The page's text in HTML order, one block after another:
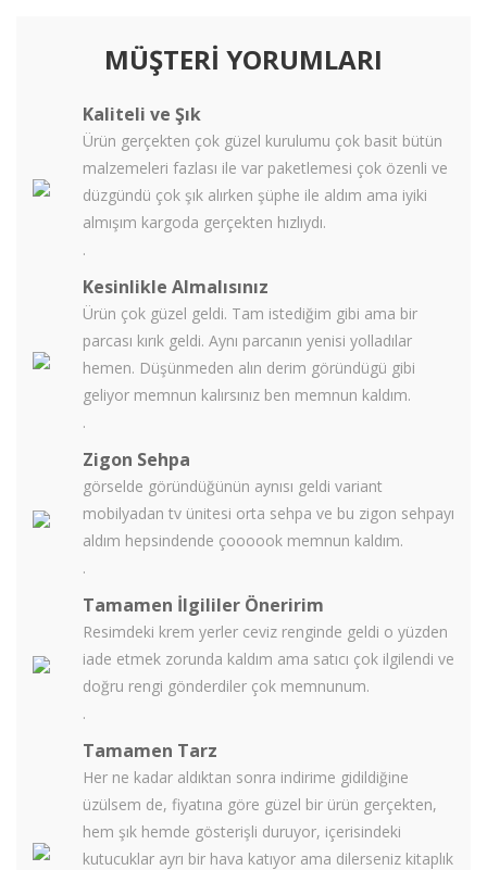
MÜŞTERİ YORUMLARI
Kaliteli ve Şık
Ürün gerçekten çok güzel kurulumu çok basit bütün
malzemeleri fazlası ile var paketlemesi çok özenli ve
düzgündü çok şık alırken şüphe ile aldım ama iyiki
almışım kargoda gerçekten hızlıydı.
.
Kesinlikle Almalısınız
Ürün çok güzel geldi. Tam istediğim gibi ama bir
parcası kırık geldi. Aynı parcanın yenisi yolladılar
hemen. Düşünmeden alın derim göründügü gibi
geliyor memnun kalırsınız ben memnun kaldım.
.
Zigon Sehpa
görselde göründüğünün aynısı geldi variant
mobilyadan tv ünitesi orta sehpa ve bu zigon sehpayı
aldım hepsindende çoooook memnun kaldım.
.
Tamamen İlgililer Öneririm
Resimdeki krem yerler ceviz renginde geldi o yüzden
iade etmek zorunda kaldım ama satıcı çok ilgilendi ve
doğru rengi gönderdiler çok memnunum.
.
Tamamen Tarz
Her ne kadar aldıktan sonra indirime gidildiğine
üzülsem de, fiyatına göre güzel bir ürün gerçekten,
hem şık hemde gösterişli duruyor, içerisindeki
kutucuklar ayrı bir hava katıyor ama dilerseniz kitaplık